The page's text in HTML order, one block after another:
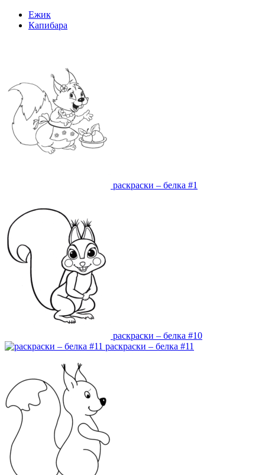
Ежик
Капибара
раскраски – белка #1
раскраски – белка #10
раскраски – белка #11